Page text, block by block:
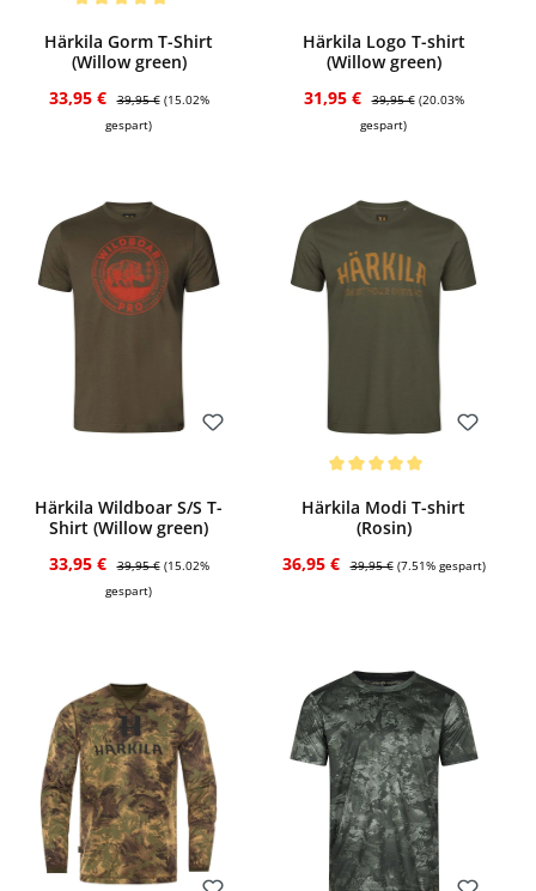
Bewerten
Härkila Gorm T-Shirt
(Willow green)
Verkaufspreis:
33,95 € Regulärer Preis:
39,95 € (15.02%
gespart)
Härkila Logo T-shirt
(Willow green)
Verkaufspreis:
31,95 € Regulärer Preis:
39,95 € (20.03%
gespart)
Härkila Wildboar S/S T-
Shirt (Willow green)
Verkaufspreis:
33,95 € Regulärer Preis:
39,95 € (15.02%
gespart)
Härkila Modi T-shirt
(Rosin)
Verkaufspreis:
36,95 € Regulärer Preis:
39,95 € (7.51% gespart)